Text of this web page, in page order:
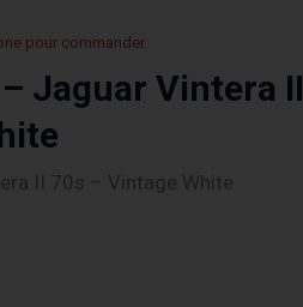
pour commander.
Jaguar Vintera II
II 70s – Vintage White